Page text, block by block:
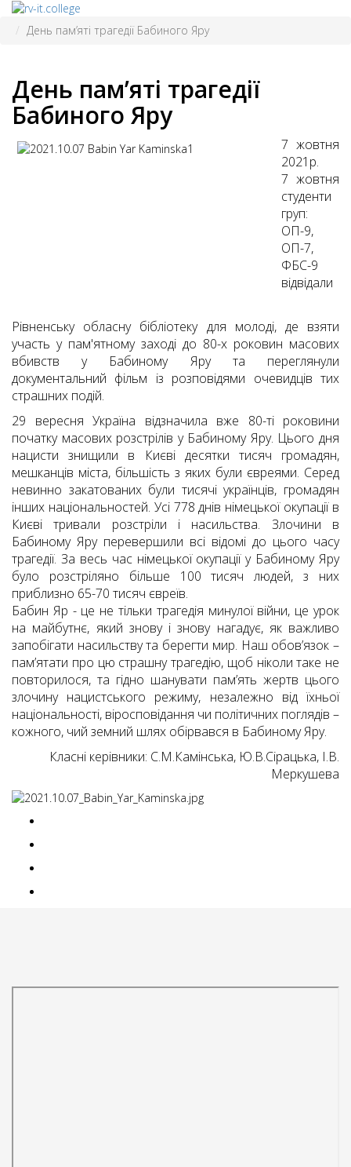
День пам’яті трагедії Бабиного Яру
День пам’яті трагедії
Бабиного Яру
7 жовтня
2021р.
7 жовтня
студенти
груп:
ОП-9,
ОП-7,
ФБС-9
відвідали
Рівненську обласну бібліотеку для молоді, де взяти
участь у пам'ятному заході до 80-х роковин масових
вбивств у Бабиному Яру та переглянули
документальний фільм із розповідями очевидців тих
страшних подій.
29 вересня Україна відзначила вже 80-ті роковини
початку масових розстрілів у Бабиному Яру. Цього дня
нацисти знищили в Києві десятки тисяч громадян,
мешканців міста, більшість з яких були євреями. Серед
невинно закатованих були тисячі українців, громадян
інших національностей. Усі 778 днів німецької окупації в
Києві тривали розстріли і насильства. Злочини в
Бабиному Яру перевершили всі відомі до цього часу
трагедії. За весь час німецької окупації у Бабиному Яру
було розстріляно більше 100 тисяч людей, з них
приблизно 65-70 тисяч євреїв.
Бабин Яр - це не тільки трагедія минулої війни, це урок
на майбутнє, який знову і знову нагадує, як важливо
запобігати насильству та берегти мир. Наш обов’язок –
пам’ятати про цю страшну трагедію, щоб ніколи таке не
повторилося, та гідно шанувати пам’ять жертв цього
злочину нацистського режиму, незалежно від їхньої
національності, віросповідання чи політичних поглядів –
кожного, чий земний шлях обірвався в Бабиному Яру.
Класні керівники: С.М.Камінська, Ю.В.Сірацька, І.В.
Меркушева